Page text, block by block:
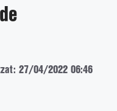
27/04/2022 06:46